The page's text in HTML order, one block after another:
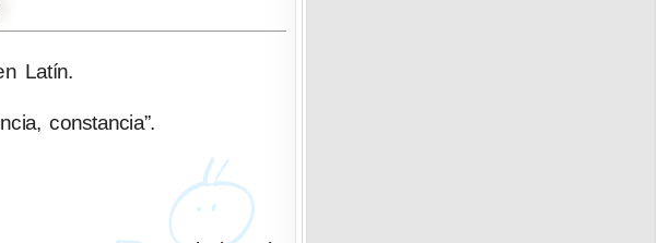
Latín.
constancia”.